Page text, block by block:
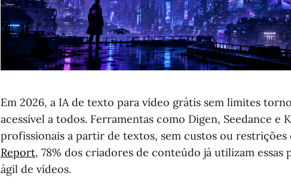
Em 2026, a IA de texto para vídeo grátis sem limites
acessível a todos. Ferramentas como Digen, Seedance
profissionais a partir de textos, sem custos ou restrições
Report, 78% dos criadores de conteúdo já utilizam essas
ágil de vídeos.